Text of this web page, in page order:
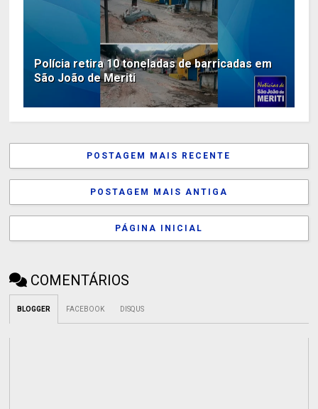
Polícia retira 10 toneladas de barricadas em
São João de Meriti
POSTAGEM MAIS RECENTE
POSTAGEM MAIS ANTIGA
PÁGINA INICIAL
COMENTÁRIOS
BLOGGER FACEBOOK DISQUS